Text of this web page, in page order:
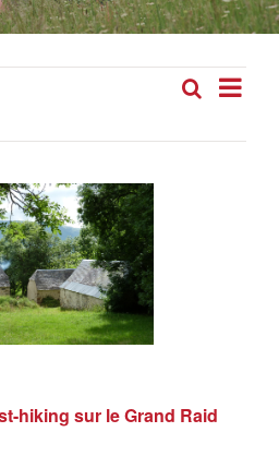
et
Liste
hiking sur le Grand Raid